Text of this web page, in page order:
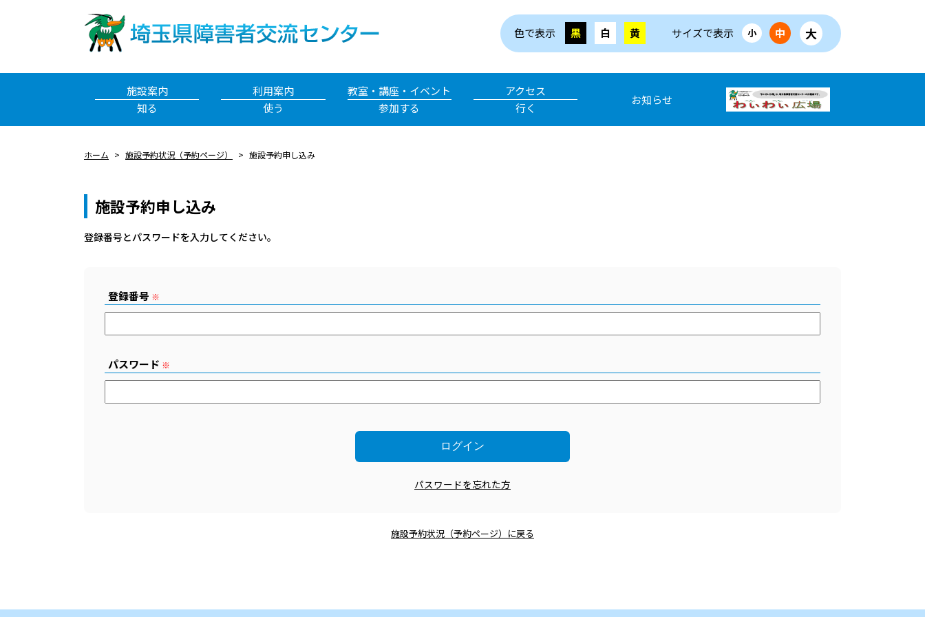
色で表示 黒 白 黄 サイズで表示 小 中 大
施設案内
知る
利用案内
使う
教室・講座・イベント
参加する
アクセス
行く
お知らせ
ホーム 施設予約状況（予約ページ） 施設予約申し込み
施設予約申し込み
登録番号とパスワードを⼊⼒してください。
登録番号 ※
パスワード ※
パスワードを忘れた方
施設予約状況（予約ページ）に戻る